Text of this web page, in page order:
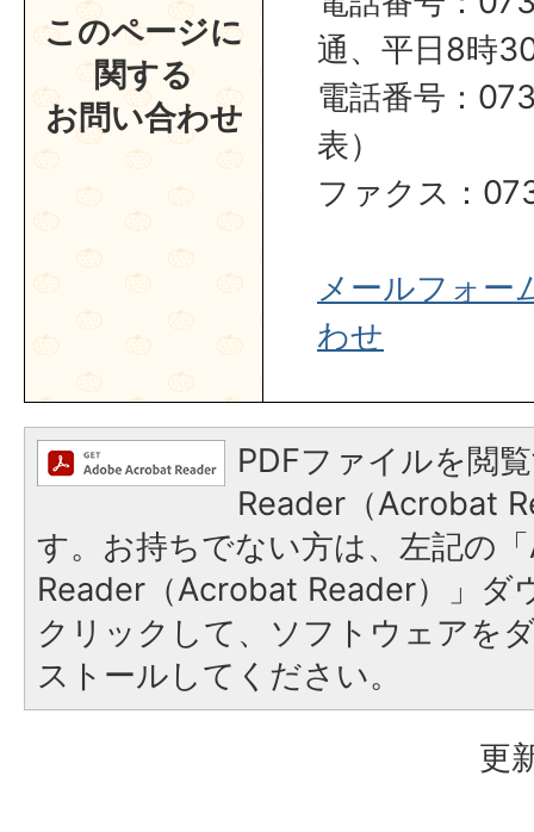
このページに
関する
お問い合わせ
通、平日8時
電話番号：
表）
ファクス：
メールフォー
わせ
PDFファイルを閲
Reader（Acrobat
す。お持ちでない方は、左記の
Reader（Acrobat Reader）」ダ
クリックして、ソフトウェアを
ストールしてください。
更